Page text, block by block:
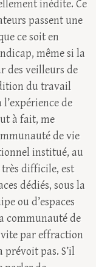
inédite. Ce
passent une
ce soit en
même si la
des veilleurs de
du travail
de
à fait, me
de vie
institué, au
difficile, est
dédiés, sous la
ou d’espaces
communauté de
par effraction
pas. S’il